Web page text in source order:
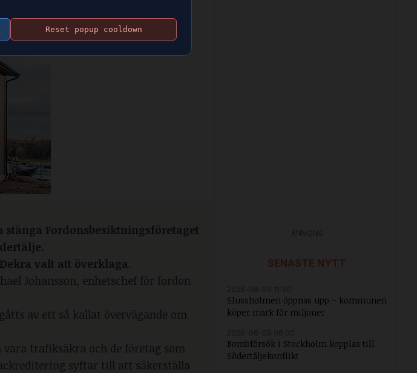
Fordonsbesiktningsföretaget
valt att överklaga.
Johansson, enhetschef för fordon
av ett så kallat övervägande om
trafiksäkra och de företag som
syftar till att säkerställa
SENASTE NYTT
Slussholmen öppnas upp – kommunen
köper mark för miljoner
Bombförsök i Stockholm kopplas till
Södertäljekonflikt
Reset popup cooldown